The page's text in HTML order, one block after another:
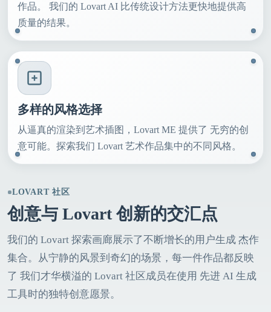
作品。 我们的 Lovart AI 比传统设计方法更快地提供高
质量的结果。
多样的风格选择
从逼真的渲染到艺术插图，Lovart ME 提供了 无穷的创
意可能。探索我们 Lovart 艺术作品集中的不同风格。
LOVART 社区
创意与 Lovart 创新的交汇点
我们的 Lovart 探索画廊展示了不断增长的用户生成 杰作
集合。从宁静的风景到奇幻的场景，每一件作品都反映
了 我们才华横溢的 Lovart 社区成员在使用 先进 AI 生成
工具时的独特创意愿景。